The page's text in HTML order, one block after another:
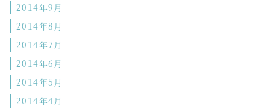
2014年9月
2014年8月
2014年7月
2014年6月
2014年5月
2014年4月